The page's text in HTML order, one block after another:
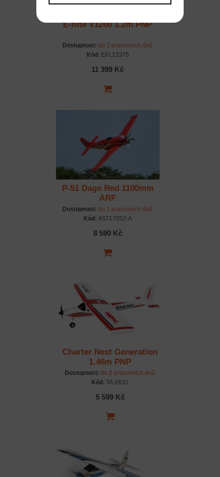
E-flite V1200 1.2m PNP
Dostupnost: do 2 pracovních dnů
Kód: EFL12375
11 399 Kč
P-51 Dago Red 1100mm
ARF
Dostupnost: do 2 pracovních dnů
Kód: 4ST17052-A
8 590 Kč
Charter Next Generation
1.46m PNP
Dostupnost: do 2 pracovních dnů
Kód: TA-2631
5 599 Kč